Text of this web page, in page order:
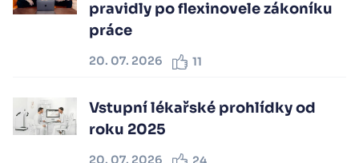
pravidly po flexinovele zákoníku
práce
20. 07. 2026 11
Vstupní lékařské prohlídky od
roku 2025
20. 07. 2026